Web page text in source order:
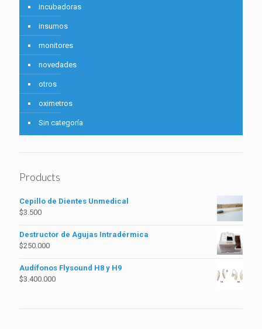
incubadoras
insumos
monitores
novedades
otros
oximetros
Sin categoría
Products
Cepillo de Dientes Unmedical
$3.500
Destructor de Agujas Intradérmica
$250.000
Audífonos Flysound H8 y H9
$3.400.000